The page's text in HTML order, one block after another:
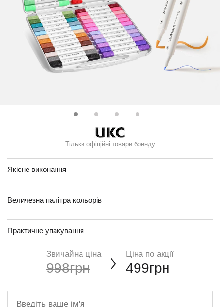
Тільки офіційні товари бренду
Якісне виконання
Величезна палітра кольорів
Практичне упакування
Звичайна ціна
998грн
Ціна по акції
499грн